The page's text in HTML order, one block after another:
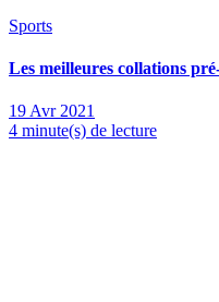
Sports
Les meilleures collations
19 Avr 2021
4 minute(s) de lecture